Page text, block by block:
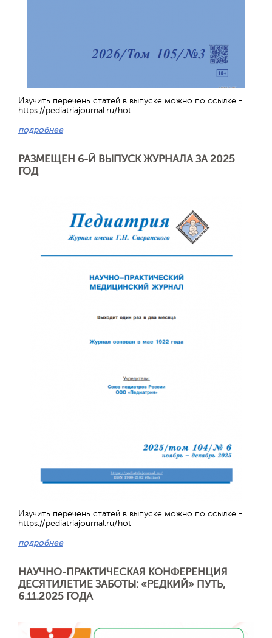
Изучить перечень статей в выпуске можно по ссылке -
https://pediatriajournal.ru/hot
подробнее
РАЗМЕЩЕН 6-Й ВЫПУСК ЖУРНАЛА ЗА 2025
ГОД
Изучить перечень статей в выпуске можно по ссылке -
https://pediatriajournal.ru/hot
подробнее
НАУЧНО-ПРАКТИЧЕСКАЯ КОНФЕРЕНЦИЯ
ДЕСЯТИЛЕТИЕ ЗАБОТЫ: «РЕДКИЙ» ПУТЬ,
6.11.2025 ГОДА
Отправить